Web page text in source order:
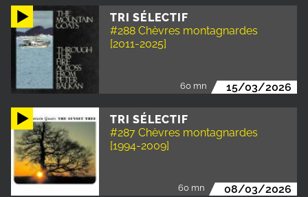
TRI SÉLECTIF
#288 Chèvres montagnardes
[2011-2025]
60 mn 15/03/2026
TRI SÉLECTIF
#287 Chèvres montagnardes
[1994-2009]
60 mn 08/03/2026